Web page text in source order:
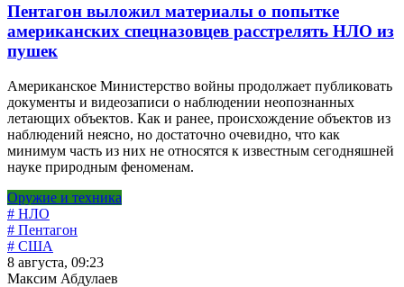
Пентагон выложил материалы о попытке
американских спецназовцев расстрелять НЛО из
пушек
Американское Министерство войны продолжает публиковать
документы и видеозаписи о наблюдении неопознанных
летающих объектов. Как и ранее, происхождение объектов из
наблюдений неясно, но достаточно очевидно, что как
минимум часть из них не относятся к известным сегодняшней
науке природным феноменам.
Оружие и техника
# НЛО
# Пентагон
# США
8 августа, 09:23
Максим Абдулаев